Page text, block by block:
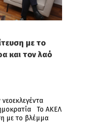
με το
και τον λαό
Το ΑΚΕΛ
με το βλέμμα